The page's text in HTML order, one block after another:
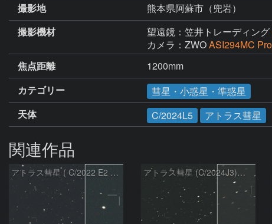
撮影地
熊本県阿蘇市（兜岩）
撮影機材
望遠鏡：笠井トレーディング
カメラ：ZWOASI294MC Pro
焦点距離
1200mm
カテゴリー
彗星・小惑星・準惑星
天体
C/2024L5 アトラス彗星
関連作品
アトラス彗星 ( C/2022 E2 )：2026/07/27 アトラス彗星 (C/2024J3)：2026/07/26